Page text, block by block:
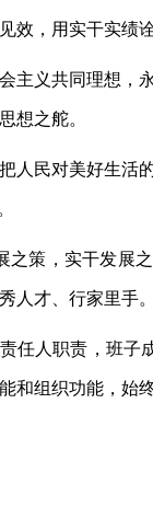
效，用实干实绩
主义共同理想，
想之舵。
人民对美好生活
策，实干发展
人才、行家里手。
任人职责，班子
和组织功能，始